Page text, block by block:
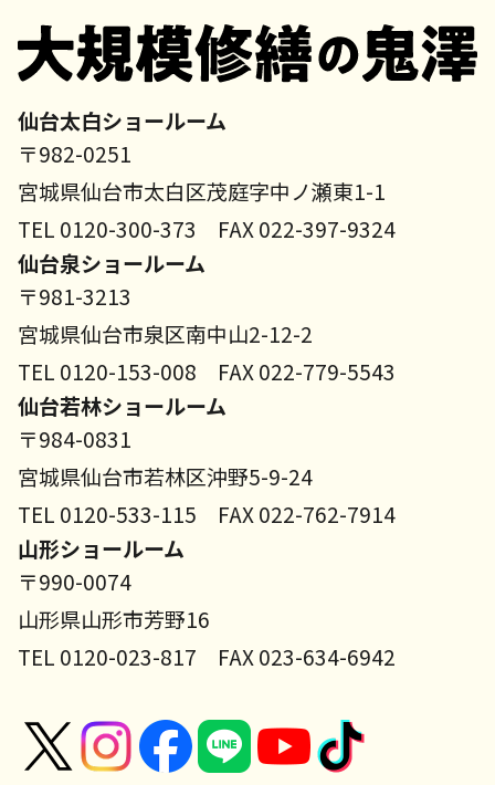
仙台太白ショールーム
〒982-0251
宮城県仙台市太白区茂庭字中ノ瀬東1-1
TEL 0120-300-373 FAX 022-397-9324
仙台泉ショールーム
〒981-3213
宮城県仙台市泉区南中山2-12-2
TEL 0120-153-008 FAX 022-779-5543
仙台若林ショールーム
〒984-0831
宮城県仙台市若林区沖野5-9-24
TEL 0120-533-115 FAX 022-762-7914
山形ショールーム
〒990-0074
山形県山形市芳野16
TEL 0120-023-817 FAX 023-634-6942